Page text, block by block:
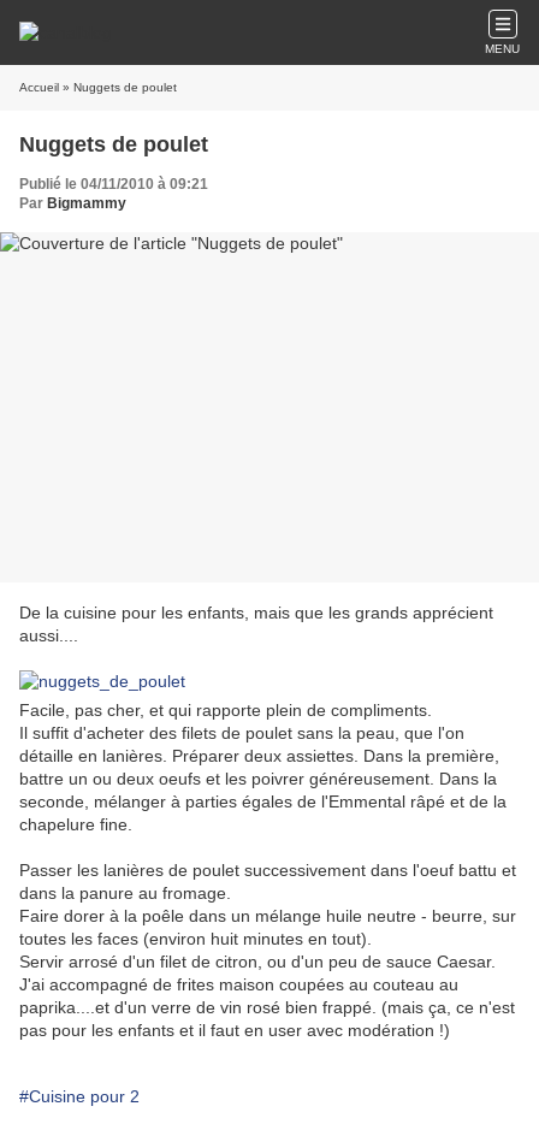
MENU
Accueil » Nuggets de poulet
Nuggets de poulet
Publié le 04/11/2010 à 09:21
Par Bigmammy
De la cuisine pour les enfants, mais que les grands apprécient
aussi....
Facile, pas cher, et qui rapporte plein de compliments.
Il suffit d'acheter des filets de poulet sans la peau, que l'on
détaille en lanières. Préparer deux assiettes. Dans la première,
battre un ou deux oeufs et les poivrer généreusement. Dans la
seconde, mélanger à parties égales de l'Emmental râpé et de la
chapelure fine.
Passer les lanières de poulet successivement dans l'oeuf battu et
dans la panure au fromage.
Faire dorer à la poêle dans un mélange huile neutre - beurre, sur
toutes les faces (environ huit minutes en tout).
Servir arrosé d'un filet de citron, ou d'un peu de sauce Caesar.
J'ai accompagné de frites maison coupées au couteau au
paprika....et d'un verre de vin rosé bien frappé. (mais ça, ce n'est
pas pour les enfants et il faut en user avec modération !)
#Cuisine pour 2